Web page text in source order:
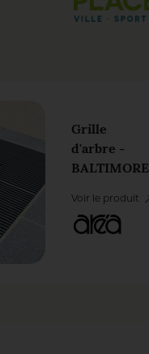
Grille
d'arbre -
BALTIMORE
Voir le produit